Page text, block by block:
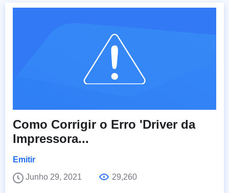
Como Corrigir o Erro 'Driver da
Impressora...
Emitir
Junho 29, 2021
29,260